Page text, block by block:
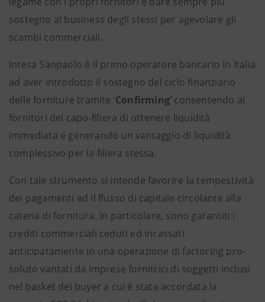
sostegno al business degli stessi per agevolare gli
scambi commerciali.
Intesa Sanpaolo è il primo operatore bancario in Italia
ad aver introdotto il sostegno del ciclo finanziario
delle forniture tramite ‘Confirming’ consentendo ai
fornitori dei capo-filiera di ottenere liquidità
immediata e generando un vantaggio di liquidità
complessivo per la filiera stessa.
Con tale strumento si intende favorire la tempestività
dei pagamenti ed il flusso di capitale circolante alla
catena di fornitura. In particolare, sono garantiti i
crediti commerciali ceduti ed incassati
anticipatamente in una operazione di factoring pro-
soluto vantati da imprese fornitrici di soggetti inclusi
nel basket dei buyer a cui è stata accordata la